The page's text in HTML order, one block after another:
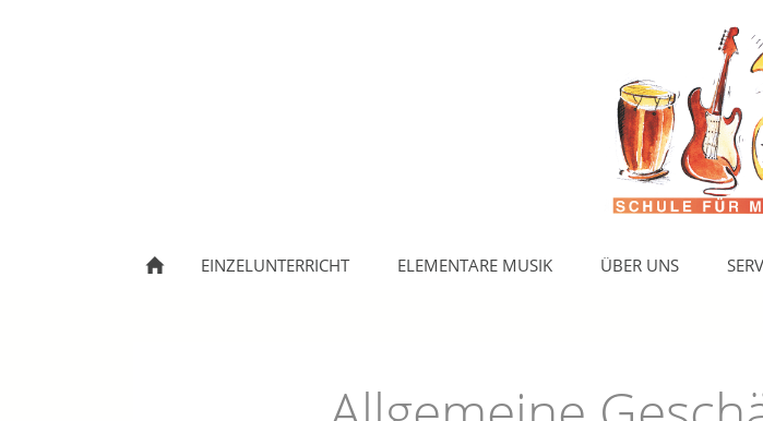
EINZELUNTERRICHT ELEMENTARE MUSIK ÜBER UNS